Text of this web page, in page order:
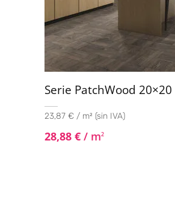
Serie PatchWood 20×20
23,87 € / m² (sin IVA)
28,88 € / m2